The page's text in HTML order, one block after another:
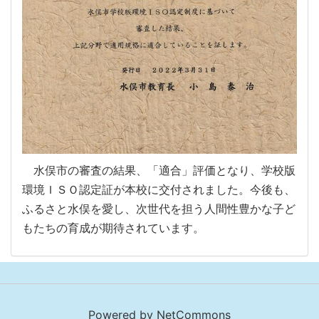
水俣市の審査の結果、「適合」評価となり、学校版
環境ＩＳＯ認定証が本校に交付されました。今後も、
ふるさと水俣を愛し、次世代を担う人間性豊かな子ど
もたちの育成が期待されています。
Powered by NetCommons